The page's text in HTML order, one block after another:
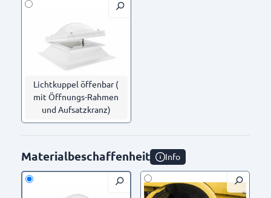
Lichtkuppel öffenbar (
mit Öffnungs-Rahmen
und Aufsatzkranz)
Materialbeschaffenheit Info